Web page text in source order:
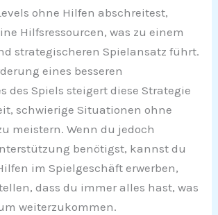
ohne Hilfen abschreitest,
Hilfsressourcen, was zu einem
strategischeren Spielansatz führt.
eines besseren
des Spiels steigert diese Strategie
schwierige Situationen ohne
meistern. Wenn du jedoch
benötigst, kannst du
im Spielgeschäft erwerben,
dass du immer alles hast, was
weiterzukommen.